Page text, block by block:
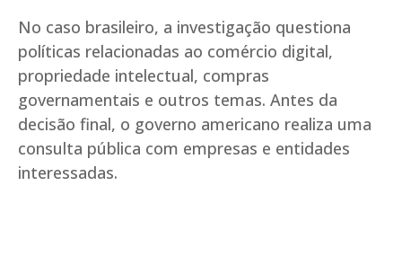
No caso brasileiro, a investigação questiona
políticas relacionadas ao comércio digital,
propriedade intelectual, compras
governamentais e outros temas. Antes da
decisão final, o governo americano realiza uma
consulta pública com empresas e entidades
interessadas.